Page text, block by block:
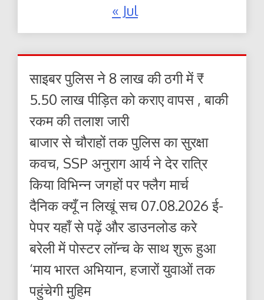
« Jul
साइबर पुलिस ने 8 लाख की ठगी में ₹
5.50 लाख पीड़ित को कराए वापस , बाकी
रकम की तलाश जारी
बाजार से चौराहों तक पुलिस का सुरक्षा
कवच, SSP अनुराग आर्य ने देर रात्रि
किया विभिन्न जगहों पर फ्लैग मार्च
दैनिक क्यूँ न लिखूं सच 07.08.2026 ई-
पेपर यहाँ से पढ़ें और डाउनलोड करे
बरेली में पोस्टर लॉन्च के साथ शुरू हुआ
‘माय भारत अभियान, हजारों युवाओं तक
पहुंचेगी मुहिम